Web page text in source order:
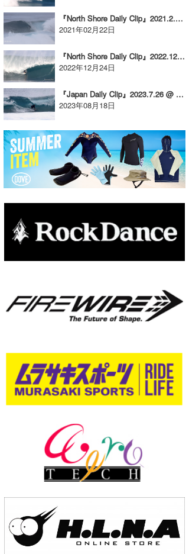
『North Shore Daily Clip』2021.2.16 @ BACKDOOR & OTW パンプし続けているバックドア、オフザウォールでの日本人アタック
2021年02月22日
『North Shore Daily Clip』2022.12.22 @ PIPELINE
2022年12月24日
『Japan Daily Clip』2023.7.26 @ Okinawa / vol.1
2023年08月18日
YUKI☆
たっちー
ハンマー
まっきー
三輪予報士
小川予報士
上田純子
上條将美
SancheZ
ゴン
wanda
banpaku
Mr.K
chappy
Romisea